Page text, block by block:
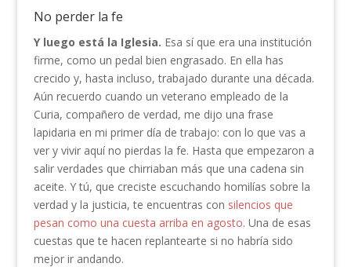
No perder la fe
Y luego está la Iglesia. Esa sí que era una institución
firme, como un pedal bien engrasado. En ella has
crecido y, hasta incluso, trabajado durante una década.
Aún recuerdo cuando un veterano empleado de la
Curia, compañero de verdad, me dijo una frase
lapidaria en mi primer día de trabajo: con lo que vas a
ver y vivir aquí no pierdas la fe. Hasta que empezaron a
salir verdades que chirriaban más que una cadena sin
aceite. Y tú, que creciste escuchando homilías sobre la
verdad y la justicia, te encuentras con silencios que
pesan como una cuesta arriba en agosto. Una de esas
cuestas que te hacen replantearte si no habría sido
mejor ir andando.